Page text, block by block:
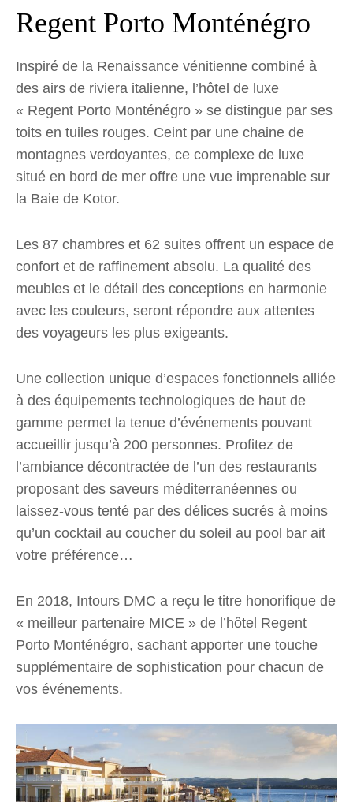
Regent Porto Monténégro
Inspiré de la Renaissance vénitienne combiné à
des airs de riviera italienne, l’hôtel de luxe
« Regent Porto Monténégro » se distingue par ses
toits en tuiles rouges. Ceint par une chaine de
montagnes verdoyantes, ce complexe de luxe
situé en bord de mer offre une vue imprenable sur
la Baie de Kotor.
Les 87 chambres et 62 suites offrent un espace de
confort et de raffinement absolu. La qualité des
meubles et le détail des conceptions en harmonie
avec les couleurs, seront répondre aux attentes
des voyageurs les plus exigeants.
Une collection unique d’espaces fonctionnels alliée
à des équipements technologiques de haut de
gamme permet la tenue d’événements pouvant
accueillir jusqu’à 200 personnes. Profitez de
l’ambiance décontractée de l’un des restaurants
proposant des saveurs méditerranéennes ou
laissez-vous tenté par des délices sucrés à moins
qu’un cocktail au coucher du soleil au pool bar ait
votre préférence…
En 2018, Intours DMC a reçu le titre honorifique de
« meilleur partenaire MICE » de l’hôtel Regent
Porto Monténégro, sachant apporter une touche
supplémentaire de sophistication pour chacun de
vos événements.